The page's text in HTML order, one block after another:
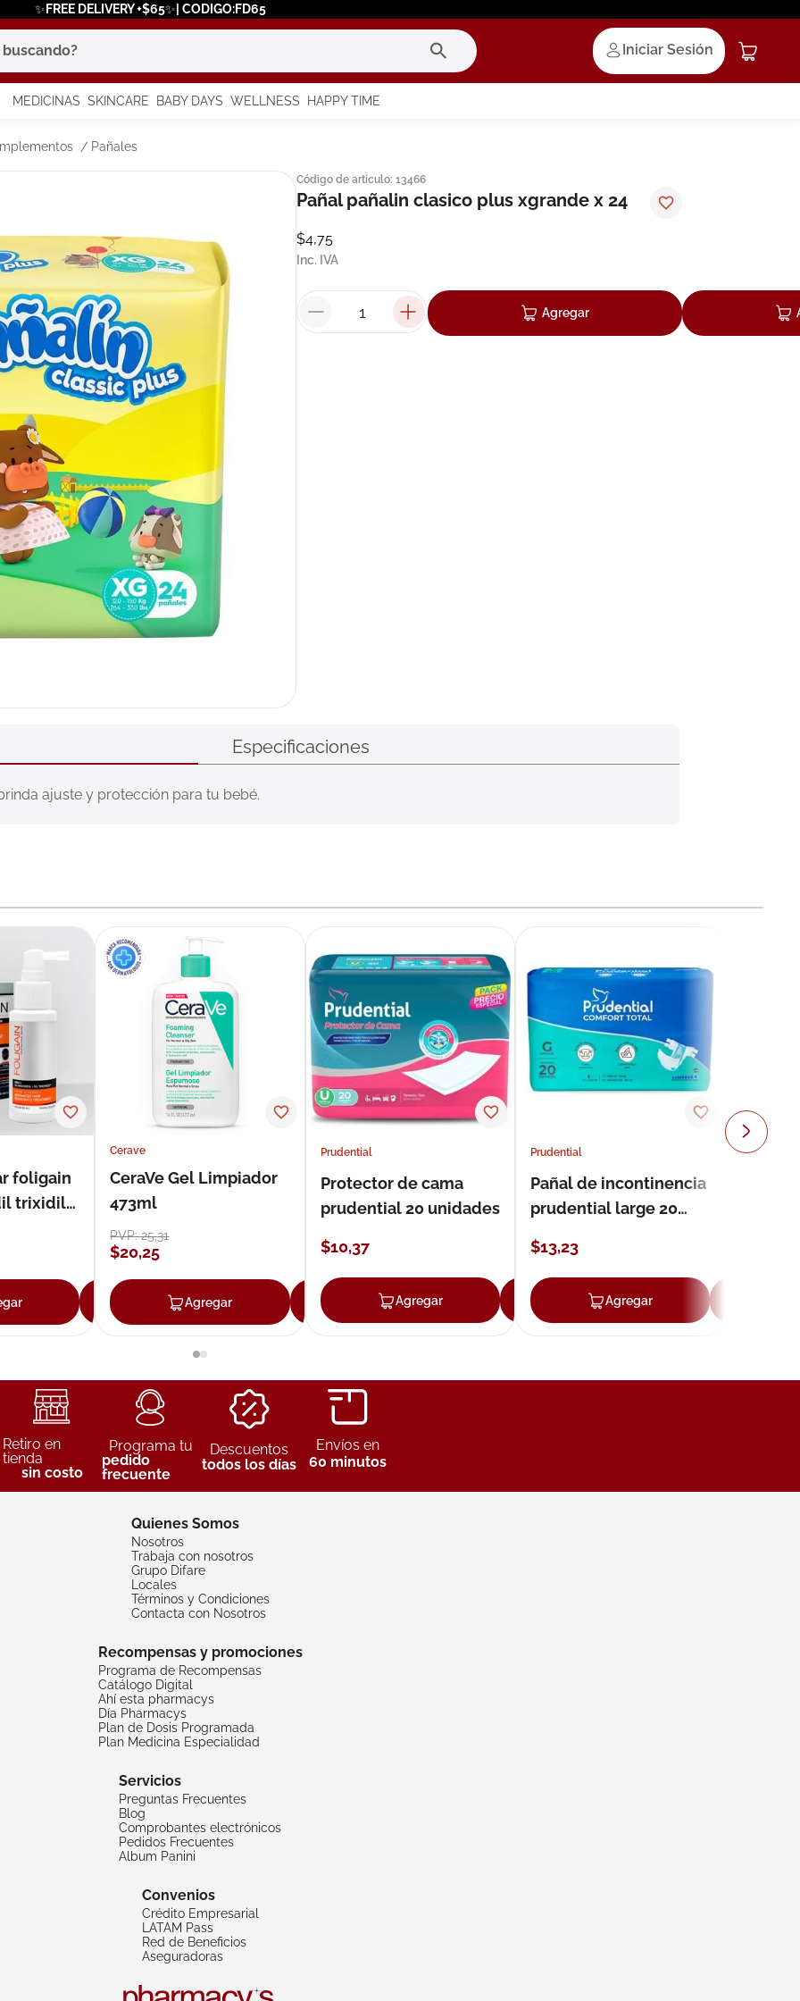
✨FREE DELIVERY +$65✨| CODIGO:FD65
Iniciar Sesión
MEDICINAS SKINCARE BABY DAYS WELLNESS HAPPY TIME
Pañales
Código de artículo: 13466
Pañal pañalin clasico plus xgrande x 24
$4,75
Inc. IVA
Agregar
Especificaciones
ajuste y protección para tu bebé.
foligain
trixidil
Agregar
Cerave
CeraVe Gel Limpiador
473ml
PVP:25,31
$20,25
Agregar Agregar
Prudential
Protector de cama
prudential 20 unidades
$10,37
Agregar Agregar
Prudential
Pañal de incontinencia
prudential large 20
$13,23
Agregar
Retiro en
tienda
sin costo
Programa tu
pedido
frecuente
Descuentos
todos los días
Envíos en
60 minutos
Quienes Somos
Nosotros
Trabaja con nosotros
Grupo Difare
Locales
Términos y Condiciones
Contacta con Nosotros
Recompensas y promociones
Programa de Recompensas
Catálogo Digital
Ahí esta pharmacys
Día Pharmacys
Plan de Dosis Programada
Plan Medicina Especialidad
Servicios
Preguntas Frecuentes
Blog
Comprobantes electrónicos
Pedidos Frecuentes
Album Panini
Convenios
Crédito Empresarial
LATAM Pass
Red de Beneficios
Aseguradoras
más buscados